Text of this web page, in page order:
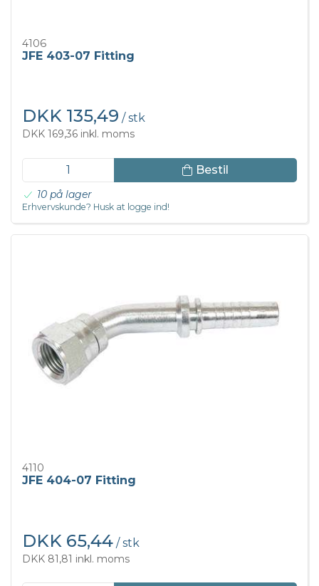
4106
JFE 403-07 Fitting
DKK 135,49 / stk
DKK 169,36 inkl. moms
Bestil
10 på lager
Erhvervskunde? Husk at logge ind!
4110
JFE 404-07 Fitting
DKK 65,44 / stk
DKK 81,81 inkl. moms